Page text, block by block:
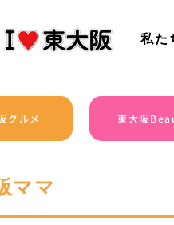
私た
グルメ 東大阪
ママ